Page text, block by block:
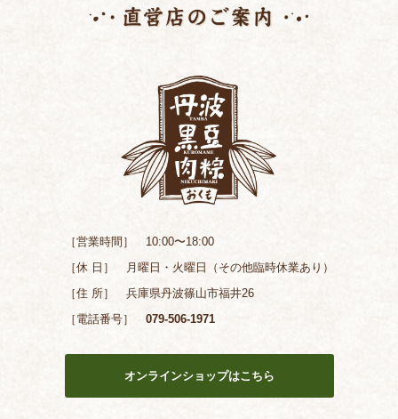
［営業時間］ 10:00〜18:00
［休 日］ 月曜日・火曜日（その他臨時休業あり）
［住 所］ 兵庫県丹波篠山市福井26
［電話番号］ 079-506-1971
オンラインショップはこちら